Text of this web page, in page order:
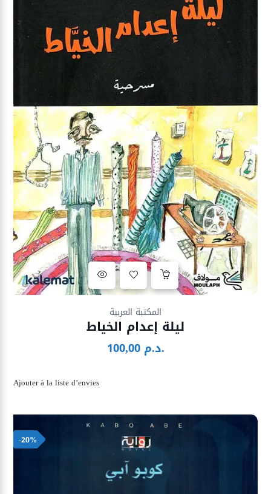
المكتبة العربية
ليلة إعدام الخياط
100,00 د.م.
Ajouter à la liste d’envies
-20%